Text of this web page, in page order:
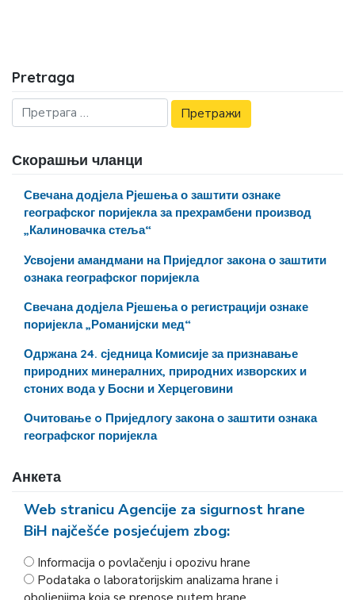
Pretraga
Скорашњи чланци
Свечана додјела Рјешења о заштити ознаке
географског поријекла за прехрамбени производ
„Калиновачка стеља“
Усвојени амандмани на Приједлог закона о заштити
ознака географског поријекла
Свечана додјела Рјешења о регистрацији ознаке
поријекла „Романијски мед“
Одржана 24. сједница Комисије за признавање
природних минералних, природних изворских и
стоних вода у Босни и Херцеговини
Очитовање o Приједлогу закона о заштити ознака
географског поријекла
Анкета
Web stranicu Agencije za sigurnost hrane
BiH najčešće posjećujem zbog:
Informacija o povlačenju i opozivu hrane
Podataka o laboratorijskim analizama hrane i